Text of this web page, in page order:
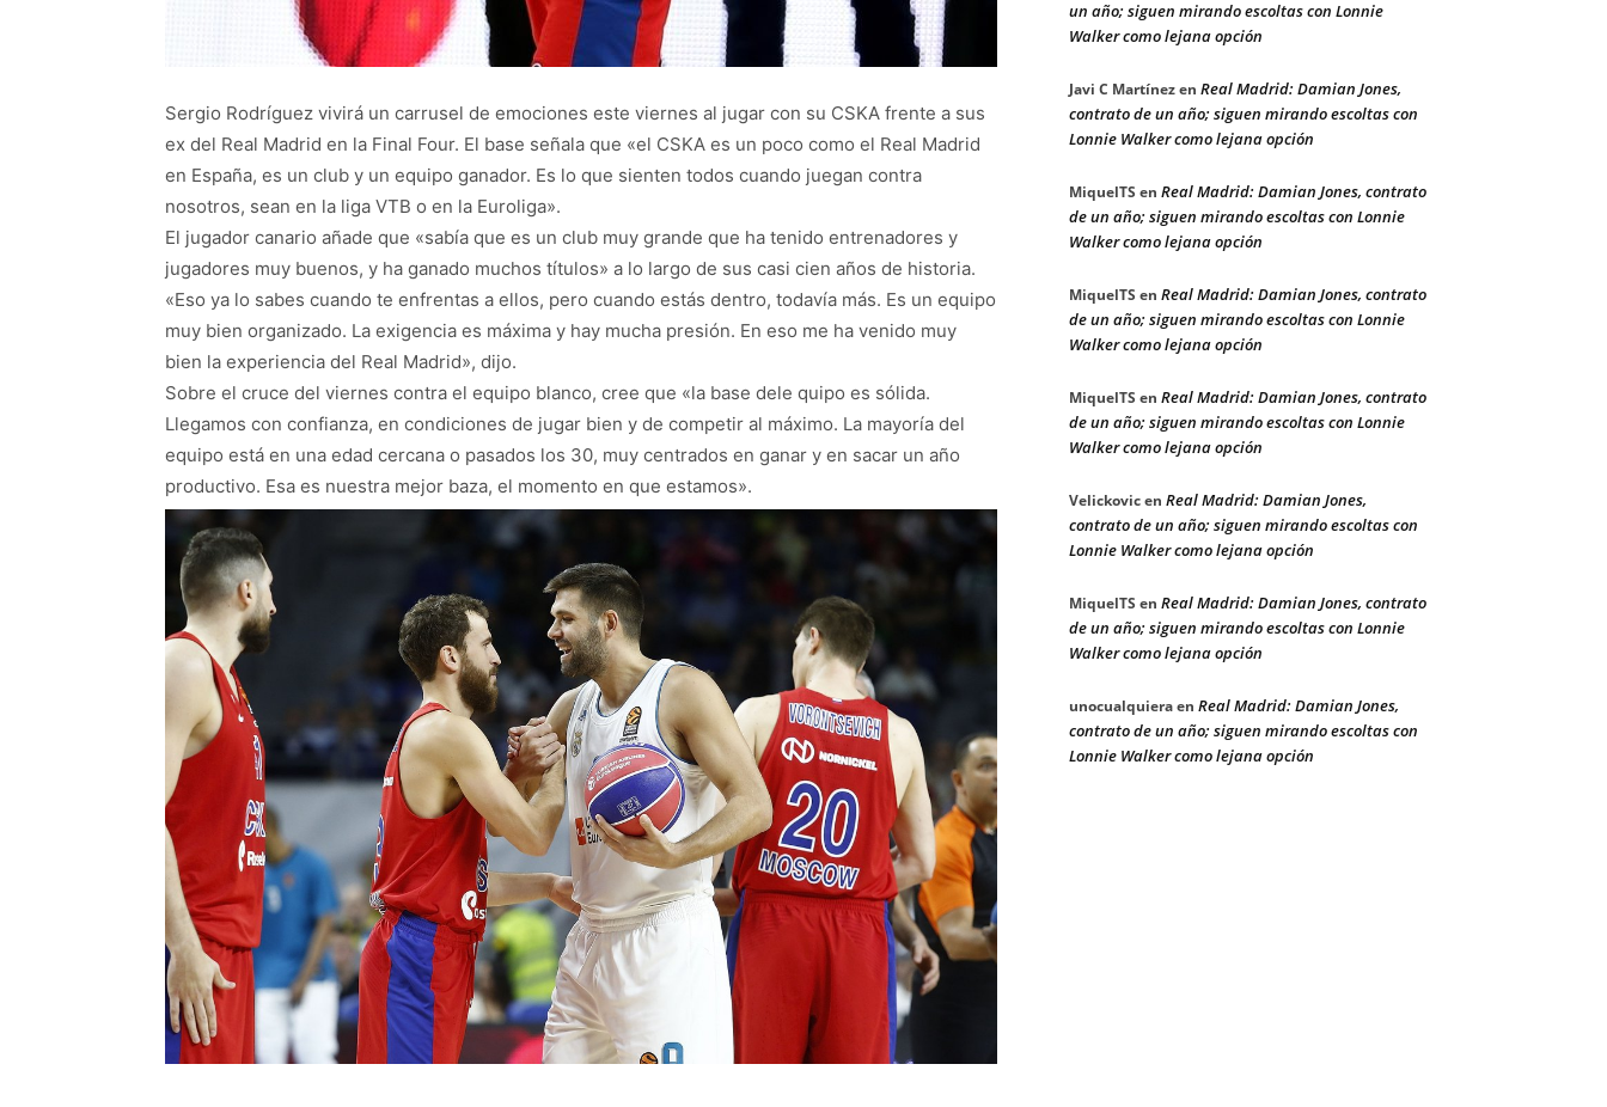
Sergio Rodríguez vivirá un carrusel de emociones este viernes al jugar con su CSKA frente a sus
ex del Real Madrid en la Final Four. El base señala que «el CSKA es un poco como el Real Madrid
en España, es un club y un equipo ganador. Es lo que sienten todos cuando juegan contra
nosotros, sean en la liga VTB o en la Euroliga».
El jugador canario añade que «sabía que es un club muy grande que ha tenido entrenadores y
jugadores muy buenos, y ha ganado muchos títulos» a lo largo de sus casi cien años de historia.
«Eso ya lo sabes cuando te enfrentas a ellos, pero cuando estás dentro, todavía más. Es un equipo
muy bien organizado. La exigencia es máxima y hay mucha presión. En eso me ha venido muy
bien la experiencia del Real Madrid», dijo.
Sobre el cruce del viernes contra el equipo blanco, cree que «la base dele quipo es sólida.
Llegamos con confianza, en condiciones de jugar bien y de competir al máximo. La mayoría del
equipo está en una edad cercana o pasados los 30, muy centrados en ganar y en sacar un año
productivo. Esa es nuestra mejor baza, el momento en que estamos».
un año; siguen mirando escoltas con Lonnie
Walker como lejana opción
Javi C Martínezen Real Madrid: Damian Jones,
contrato de un año; siguen mirando escoltas con
Lonnie Walker como lejana opción
MiquelTS en Real Madrid: Damian Jones, contrato
de un año; siguen mirando escoltas con Lonnie
Walker como lejana opción
MiquelTS en Real Madrid: Damian Jones, contrato
de un año; siguen mirando escoltas con Lonnie
Walker como lejana opción
MiquelTS en Real Madrid: Damian Jones, contrato
de un año; siguen mirando escoltas con Lonnie
Walker como lejana opción
Velickovicen Real Madrid: Damian Jones,
contrato de un año; siguen mirando escoltas con
Lonnie Walker como lejana opción
MiquelTS en Real Madrid: Damian Jones, contrato
de un año; siguen mirando escoltas con Lonnie
Walker como lejana opción
unocualquieraen Real Madrid: Damian Jones,
contrato de un año; siguen mirando escoltas con
Lonnie Walker como lejana opción